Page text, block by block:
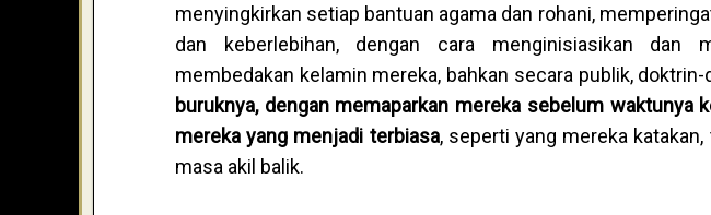
menyingkirkan setiap bantuan agama dan rohani,
dan keberlebihan, dengan cara menginisiasikan dan
membedakan kelamin mereka, bahkan secara publik,
buruknya, dengan memaparkan mereka sebelum waktunya
mereka yang menjadi terbiasa, seperti yang mereka
masa akil balik.